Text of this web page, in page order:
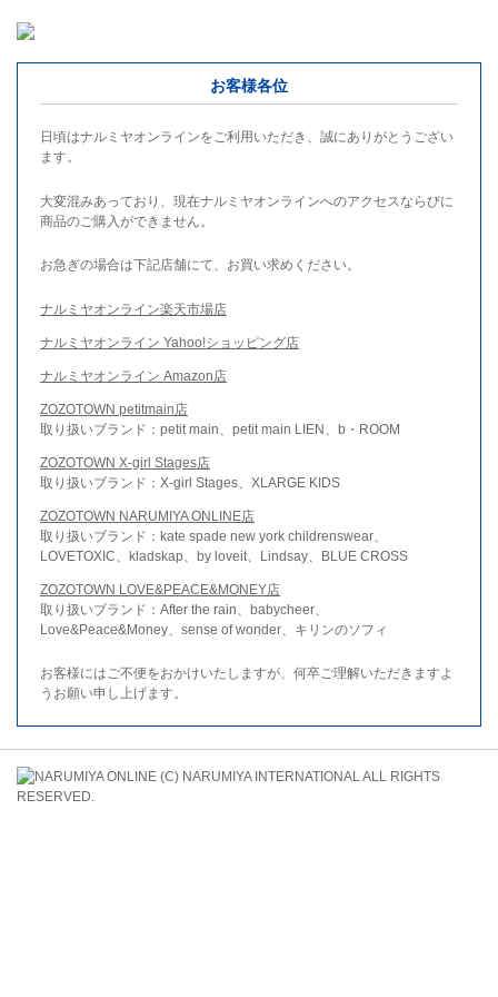
お客様各位
日頃はナルミヤオンラインをご利用いただき、誠にありがとうござい
ます。
大変混みあっており、現在ナルミヤオンラインへのアクセスならびに
商品のご購入ができません。
お急ぎの場合は下記店舗にて、お買い求めください。
ナルミヤオンライン楽天市場店
ナルミヤオンライン Yahoo!ショッピング店
ナルミヤオンライン Amazon店
ZOZOTOWN petitmain店
取り扱いブランド：petit main、petit main LIEN、b・ROOM
ZOZOTOWN X-girl Stages店
取り扱いブランド：X-girl Stages、XLARGE KIDS
ZOZOTOWN NARUMIYA ONLINE店
取り扱いブランド：kate spade new york childrenswear、
LOVETOXIC、kladskap、by loveit、Lindsay、BLUE CROSS
ZOZOTOWN LOVE&PEACE&MONEY店
取り扱いブランド：After the rain、babycheer、
Love&Peace&Money、sense of wonder、キリンのソフィ
お客様にはご不便をおかけいたしますが、何卒ご理解いただきますよ
うお願い申し上げます。